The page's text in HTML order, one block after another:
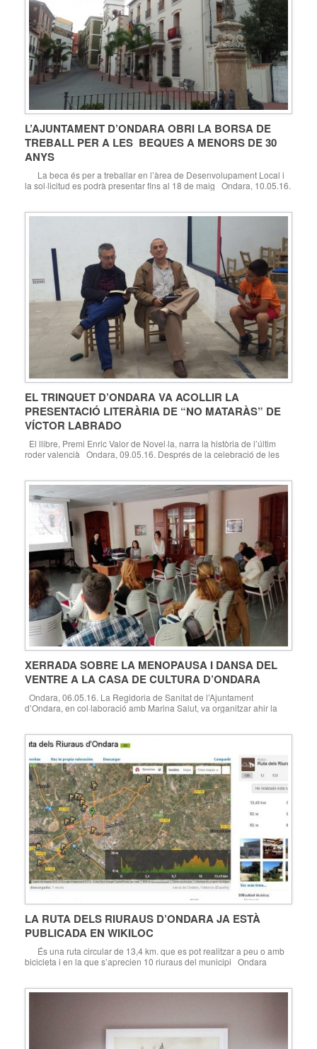
L’AJUNTAMENT D’ONDARA OBRI LA BORSA DE
TREBALL PER A LES BEQUES A MENORS DE 30
ANYS
La beca és per a treballar en l’àrea de Desenvolupament Local i
la sol·licitud es podrà presentar fins al 18 de maig Ondara, 10.05.16.
Provincial d’Alacant una subvenció per a beques de formació […]
EL TRINQUET D’ONDARA VA ACOLLIR LA
PRESENTACIÓ LITERÀRIA DE “NO MATARÀS” DE
VÍCTOR LABRADO
El llibre, Premi Enric Valor de Novel·la, narra la història de l’últim
roder valencià Ondara, 09.05.16. Després de la celebració de les
novel·la “No mataràs”, del professor de Secundària i filòleg […]
XERRADA SOBRE LA MENOPAUSA I DANSA DEL
VENTRE A LA CASA DE CULTURA D’ONDARA
Ondara, 06.05.16. La Regidoria de Sanitat de l’Ajuntament
d’Ondara, en col·laboració amb Marina Salut, va organitzar ahir la
“Menopausa: obri la porta als canvis en la teua vida”, i va anar […]
LA RUTA DELS RIURAUS D’ONDARA JA ESTÀ
PUBLICADA EN WIKILOC
És una ruta circular de 13,4 km. que es pot realitzar a peu o amb
bicicleta i en la que s’aprecien 10 riuraus del municipi Ondara
ciclistes, així com en […]